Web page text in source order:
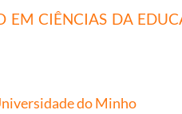
EM CIÊNCIAS DA
do Minho